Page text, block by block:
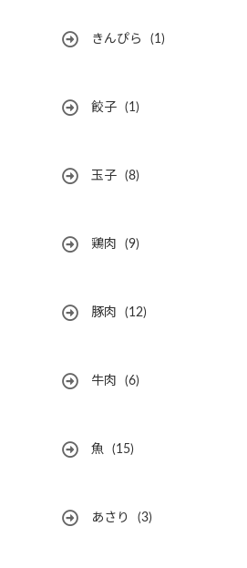
きんぴら (1)
餃子 (1)
玉子 (8)
鶏肉 (9)
豚肉 (12)
牛肉 (6)
魚 (15)
あさり (3)